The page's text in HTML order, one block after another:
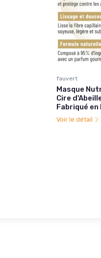
fauvert
Masque
Cire
Fabriqué en
Voir le détail